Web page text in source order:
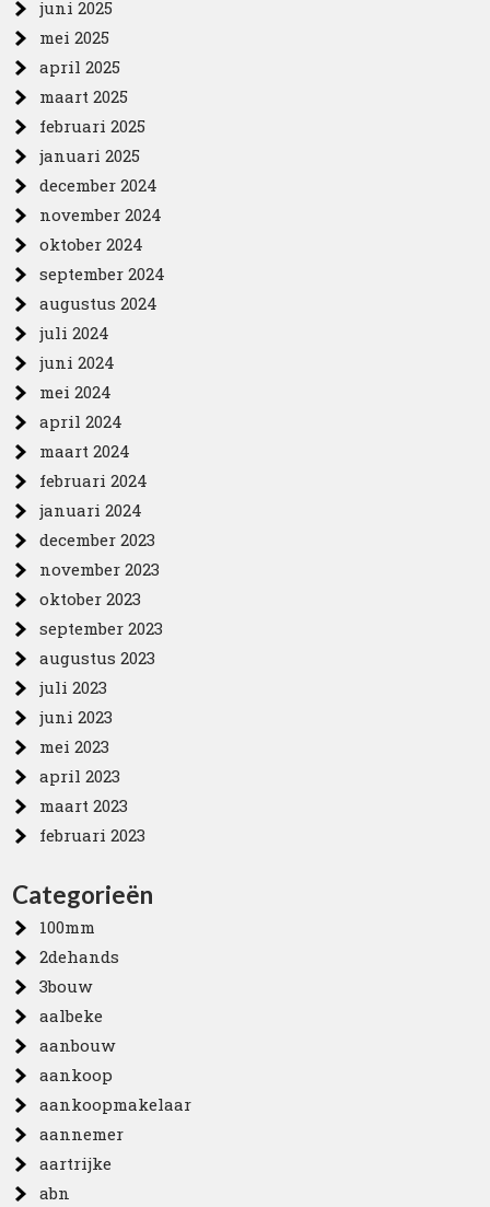
juni 2025
mei 2025
april 2025
maart 2025
februari 2025
januari 2025
december 2024
november 2024
oktober 2024
september 2024
augustus 2024
juli 2024
juni 2024
mei 2024
april 2024
maart 2024
februari 2024
januari 2024
december 2023
november 2023
oktober 2023
september 2023
augustus 2023
juli 2023
juni 2023
mei 2023
april 2023
maart 2023
februari 2023
Categorieën
100mm
2dehands
3bouw
aalbeke
aanbouw
aankoop
aankoopmakelaar
aannemer
aartrijke
abn